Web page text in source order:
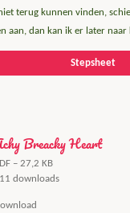
terug kunnen vinden,
aan, dan kan ik er later naar
Stepsheet
Breacky Heart
– 27,2 KB
downloads